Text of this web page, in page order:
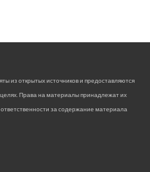
из открытых источников и предоставляются
Права на материалы принадлежат их
за содержание материала